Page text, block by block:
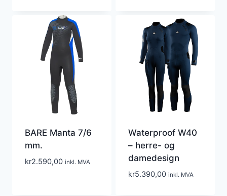
BARE Manta 7/6
mm.
kr2.590,00 inkl. MVA
Waterproof W40
– herre- og
damedesign
kr5.390,00 inkl. MVA